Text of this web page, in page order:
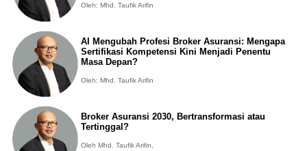
Oleh: Mhd. Taufik Arifin
AI Mengubah Profesi Broker Asuransi: Mengapa
Sertifikasi Kompetensi Kini Menjadi Penentu
Masa Depan?
Oleh: Mhd. Taufik Arifin
Broker Asuransi 2030, Bertransformasi atau
Tertinggal?
Oleh Mhd. Taufik Arifin,